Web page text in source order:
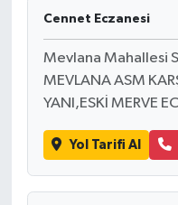
Cennet Eczanesi
Mevlana Mahallesi
MEVLANA ASM
YANI,ESKİ MERVE
Yol Tarifi Al